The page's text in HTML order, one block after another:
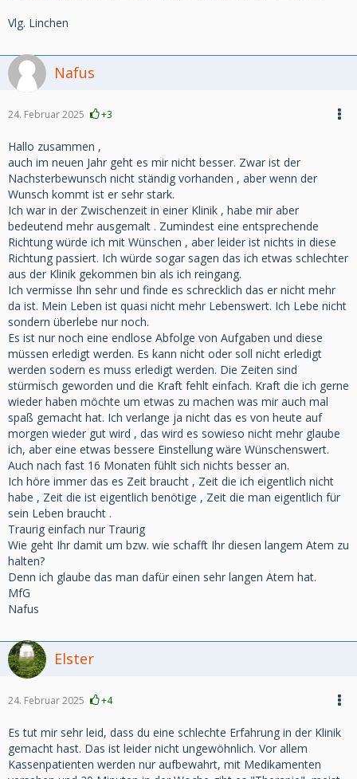
Vlg. Linchen
Nafus
24. Februar 2025 +3
Hallo zusammen ,
auch im neuen Jahr geht es mir nicht besser. Zwar ist der
Nachsterbewunsch nicht ständig vorhanden , aber wenn der
Wunsch kommt ist er sehr stark.
Ich war in der Zwischenzeit in einer Klinik , habe mir aber
bedeutend mehr ausgemalt . Zumindest eine entsprechende
Richtung würde ich mit Wünschen , aber leider ist nichts in diese
Richtung passiert. Ich würde sogar sagen das ich etwas schlechter
aus der Klinik gekommen bin als ich reingang.
Ich vermisse Ihn sehr und finde es schrecklich das er nicht mehr
da ist. Mein Leben ist quasi nicht mehr Lebenswert. Ich Lebe nicht
sondern überlebe nur noch.
Es ist nur noch eine endlose Abfolge von Aufgaben und diese
müssen erledigt werden. Es kann nicht oder soll nicht erledigt
werden sodern es muss erledigt werden. Die Zeiten sind
stürmisch geworden und die Kraft fehlt einfach. Kraft die ich gerne
wieder haben möchte um etwas zu machen was mir auch mal
spaß gemacht hat. Ich verlange ja nicht das es von heute auf
morgen wieder gut wird , das wird es sowieso nicht mehr glaube
ich, aber eine etwas bessere Einstellung wäre Wünschenswert.
Auch nach fast 16 Monaten fühlt sich nichts besser an.
Ich höre immer das es Zeit braucht , Zeit die ich eigentlich nicht
habe , Zeit die ist eigentlich benötige , Zeit die man eigentlich für
sein Leben braucht .
Traurig einfach nur Traurig
Wie geht Ihr damit um bzw. wie schafft Ihr diesen langem Atem zu
halten?
Denn ich glaube das man dafür einen sehr langen Atem hat.
MfG
Nafus
Elster
24. Februar 2025 +4
Es tut mir sehr leid, dass du eine schlechte Erfahrung in der Klinik
gemacht hast. Das ist leider nicht ungewöhnlich. Vor allem
Kassenpatienten werden nur aufbewahrt, mit Medikamenten